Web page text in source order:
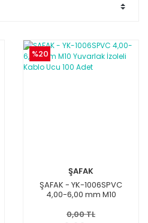
%20
ŞAFAK
ŞAFAK - YK-1006SPVC
4,00-6,00 mm M10
100 Adet
0,00 TL